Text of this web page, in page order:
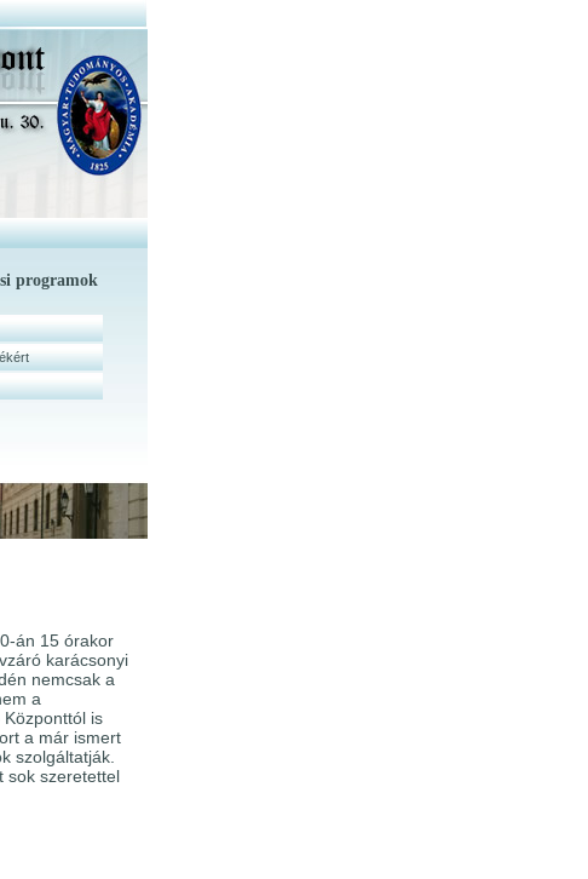
programok
án 15 órakor
karácsonyi
nemcsak a
a
is
a már ismert
szolgáltatják.
sok szeretettel